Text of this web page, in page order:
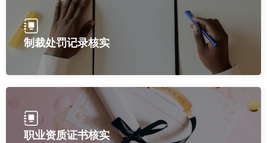
制裁处罚记录核实
职业资质证书核实